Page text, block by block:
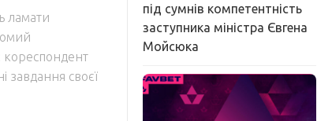
ламати
кореспондент
завдання своєї
під сумнів компетентність
заступника міністра Євгена
Мойсюка